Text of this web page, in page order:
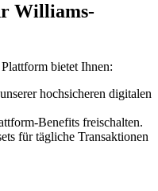
Williams-
bietet Ihnen:
hochsicheren digitalen
Benefits freischalten.
für tägliche Transaktionen